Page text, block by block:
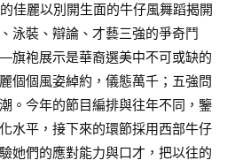
佳麗以別開生面的牛仔風舞蹈揭開
泳裝、辯論、才藝三強的爭奇鬥
袍展示是華裔選美中不可或缺的
個個風姿綽約，儀態萬千；五強問
。今年的節目編排與往年不同，鑒
水平，接下來的環節採用西部牛仔
她們的應對能力與口才，把以往的